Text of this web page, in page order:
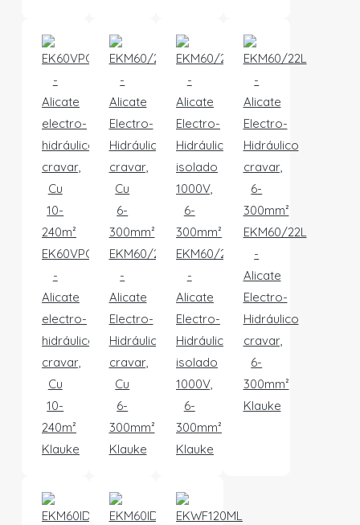
EK60VPCFB
-
Alicate
electro-
hidráulico
cravar,
Cu
10-
240m²
Klauke
EKM60/22CFM
-
Alicate
Electro-
Hidráulico
cravar,
Cu
6-
300mm²
Klauke
EKM60/22ISM
-
Alicate
Electro-
Hidráulico
isolado
1000V,
6-
300mm²
Klauke
EKM60/22L
-
Alicate
Electro-
Hidráulico
cravar,
6-
300mm²
Klauke